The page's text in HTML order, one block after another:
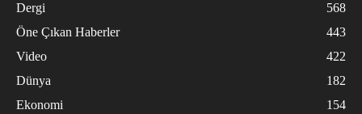
Dergi
568
Öne Çıkan Haberler
443
Video
422
Dünya
182
Ekonomi
154